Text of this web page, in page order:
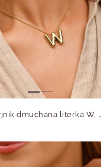
Naszyjnik dmuchana literka W, stal pozłacana S309712Z00